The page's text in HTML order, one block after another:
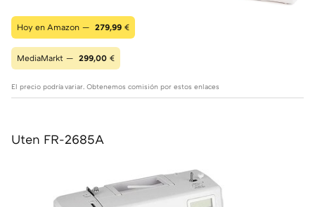
Hoy en Amazon — 279,99 €
MediaMarkt — 299,00 €
El precio podría variar. Obtenemos comisión por estos enlaces
Uten FR-2685A